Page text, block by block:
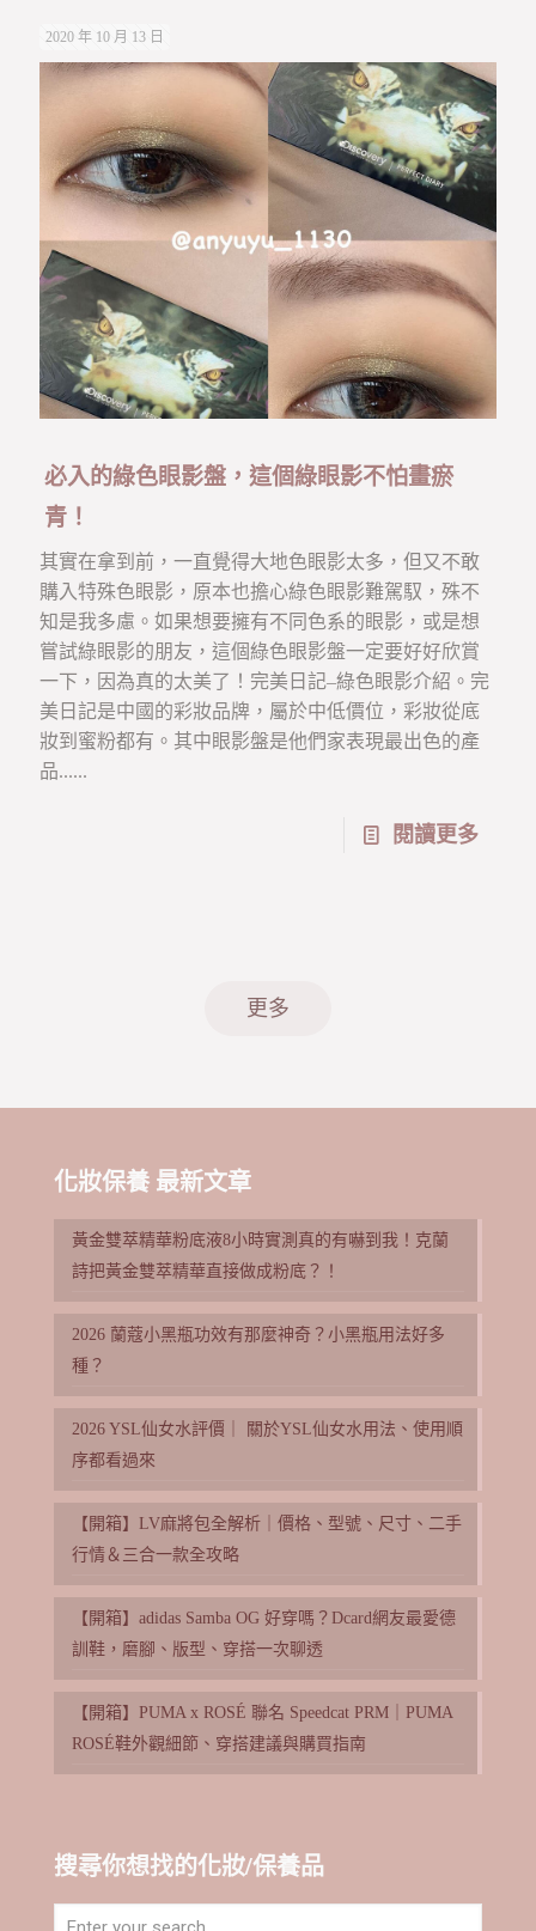
2020 年 10 月 13 日
必入的綠色眼影盤，這個綠眼影不怕畫瘀
青！
其實在拿到前，一直覺得大地色眼影太多，但又不敢
購入特殊色眼影，原本也擔心綠色眼影難駕馭，殊不
知是我多慮。如果想要擁有不同色系的眼影，或是想
嘗試綠眼影的朋友，這個綠色眼影盤一定要好好欣賞
一下，因為真的太美了！完美日記–綠色眼影介紹。完
美日記是中國的彩妝品牌，屬於中低價位，彩妝從底
妝到蜜粉都有。其中眼影盤是他們家表現最出色的產
品......
閱讀更多
更多
化妝保養 最新文章
黃金雙萃精華粉底液8小時實測真的有嚇到我！克蘭
詩把黃金雙萃精華直接做成粉底？！
2026 蘭蔻小黑瓶功效有那麼神奇？小黑瓶用法好多
種？
2026 YSL仙女水評價｜ 關於YSL仙女水用法、使用順
序都看過來
【開箱】LV麻將包全解析｜價格、型號、尺寸、二手
行情＆三合一款全攻略
【開箱】adidas Samba OG 好穿嗎？Dcard網友最愛德
訓鞋，磨腳、版型、穿搭一次聊透
【開箱】PUMA x ROSÉ 聯名 Speedcat PRM｜PUMA
ROSÉ鞋外觀細節、穿搭建議與購買指南
搜尋你想找的化妝/保養品